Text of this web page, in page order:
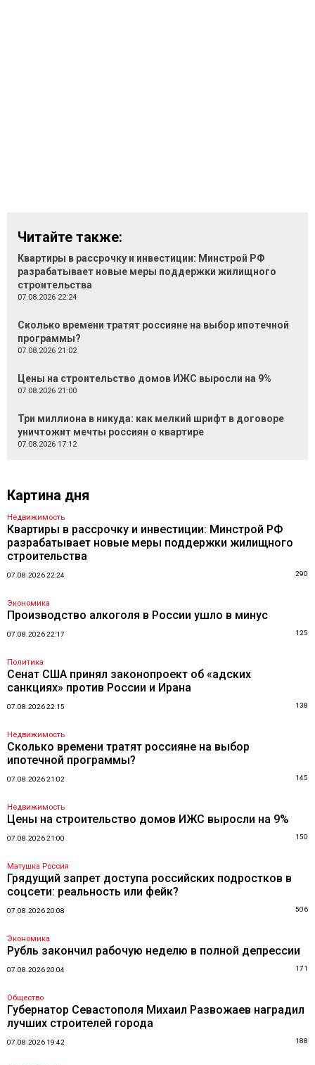
Читайте также:
Квартиры в рассрочку и инвестиции: Минстрой РФ
разрабатывает новые меры поддержки жилищного
строительства
07.08.2026 22:24
Сколько времени тратят россияне на выбор ипотечной
программы?
07.08.2026 21:02
Цены на строительство домов ИЖС выросли на 9%
07.08.2026 21:00
Три миллиона в никуда: как мелкий шрифт в договоре
уничтожит мечты россиян о квартире
07.08.2026 17:12
Картина дня
Недвижимость
Квартиры в рассрочку и инвестиции: Минстрой РФ
разрабатывает новые меры поддержки жилищного
строительства
07.08.2026 22:24 290
Экономика
Производство алкоголя в России ушло в минус
07.08.2026 22:17 125
Политика
Сенат США принял законопроект об «адских
санкциях» против России и Ирана
07.08.2026 22:15 138
Недвижимость
Сколько времени тратят россияне на выбор
ипотечной программы?
07.08.2026 21:02 145
Недвижимость
Цены на строительство домов ИЖС выросли на 9%
07.08.2026 21:00 150
Матушка Россия
Грядущий запрет доступа российских подростков в
соцсети: реальность или фейк?
07.08.2026 20:08 506
Экономика
Рубль закончил рабочую неделю в полной депрессии
07.08.2026 20:04 171
Общество
Губернатор Севастополя Михаил Развожаев наградил
лучших строителей города
07.08.2026 19:42 188